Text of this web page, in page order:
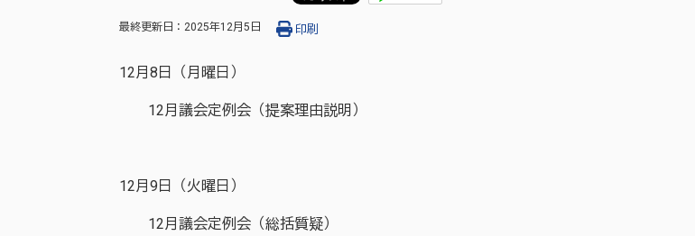
最終更新日： 2025年12月5日 印刷
12月8日（月曜日）
12月議会定例会（提案理由説明）
12月9日（火曜日）
12月議会定例会（総括質疑）